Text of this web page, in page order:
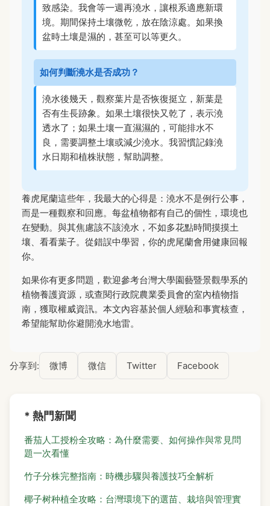
致感染。我會等一週再澆水，讓根系適應新環
境。期間保持土壤微乾，放在陰涼處。如果換
盆時土壤是濕的，甚至可以等更久。
如何判斷澆水是否成功？
澆水後幾天，觀察葉片是否恢復挺立，新葉是
否有生長跡象。如果土壤很快又乾了，表示澆
透水了；如果土壤一直濕濕的，可能排水不
良，需要調整土壤或減少澆水。我習慣記錄澆
水日期和植株狀態，幫助調整。
養虎尾蘭這些年，我最大的心得是：澆水不是例行公事，
而是一種觀察和回應。每盆植物都有自己的個性，環境也
在變動。與其焦慮該不該澆水，不如多花點時間摸摸土
壤、看看葉子。從錯誤中學習，你的虎尾蘭會用健康回報
你。
如果你有更多問題，歡迎參考台灣大學園藝暨景觀學系的
植物養護資源，或查閱行政院農業委員會的室內植物指
南，獲取權威資訊。本文內容基於個人經驗和事實核查，
希望能幫助你避開澆水地雷。
分享到: 微博 微信 Twitter Facebook
* 熱門新聞
番茄人工授粉全攻略：為什麼需要、如何操作與常見問
題一次看懂
竹子分株完整指南：時機步驟與養護技巧全解析
椰子树种植全攻略：台灣環境下的選苗、栽培與管理實